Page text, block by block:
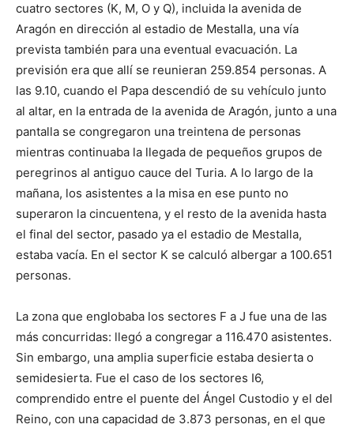
cuatro sectores (K, M, O y Q), incluida la avenida de
Aragón en dirección al estadio de Mestalla, una vía
prevista también para una eventual evacuación. La
previsión era que allí se reunieran 259.854 personas. A
las 9.10, cuando el Papa descendió de su vehículo junto
al altar, en la entrada de la avenida de Aragón, junto a una
pantalla se congregaron una treintena de personas
mientras continuaba la llegada de pequeños grupos de
peregrinos al antiguo cauce del Turia. A lo largo de la
mañana, los asistentes a la misa en ese punto no
superaron la cincuentena, y el resto de la avenida hasta
el final del sector, pasado ya el estadio de Mestalla,
estaba vacía. En el sector K se calculó albergar a 100.651
personas.
La zona que englobaba los sectores F a J fue una de las
más concurridas: llegó a congregar a 116.470 asistentes.
Sin embargo, una amplia superficie estaba desierta o
semidesierta. Fue el caso de los sectores I6,
comprendido entre el puente del Ángel Custodio y el del
Reino, con una capacidad de 3.873 personas, en el que